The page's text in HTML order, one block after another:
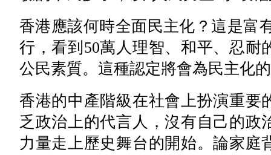
香港應該何時全面民主化？這是富
行，看到50萬人理智、和平、忍
公民素質。這種認定將會為民主化
香港的中產階級在社會上扮演重要
乏政治上的代言人，沒有自己的政
力量走上歷史舞台的開始。論家庭